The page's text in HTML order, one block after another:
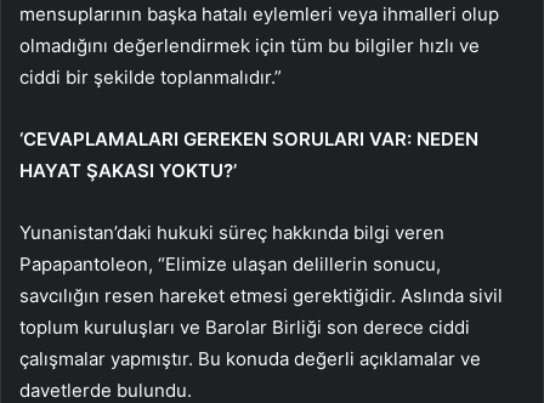
mensuplarının başka hatalı eylemleri veya ihmalleri olup
olmadığını değerlendirmek için tüm bu bilgiler hızlı ve
ciddi bir şekilde toplanmalıdır.”
‘CEVAPLAMALARI GEREKEN SORULARI VAR: NEDEN
HAYAT ŞAKASI YOKTU?’
Yunanistan’daki hukuki süreç hakkında bilgi veren
Papapantoleon, “Elimize ulaşan delillerin sonucu,
savcılığın resen hareket etmesi gerektiğidir. Aslında sivil
toplum kuruluşları ve Barolar Birliği son derece ciddi
çalışmalar yapmıştır. Bu konuda değerli açıklamalar ve
davetlerde bulundu.